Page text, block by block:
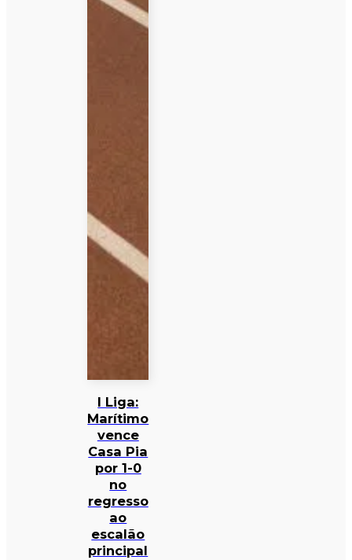
I Liga:
Marítimo
vence
Casa Pia
por 1-0
no
regresso
ao
escalão
principal